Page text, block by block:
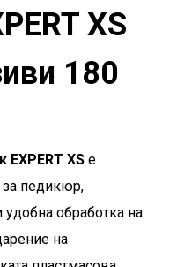
XS
180
XS е
за педикюр,
удобна обработка на
на